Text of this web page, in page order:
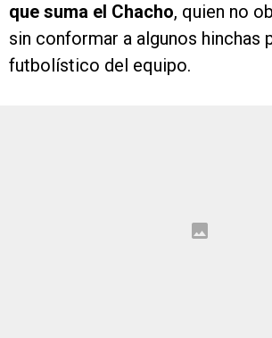
que suma el Chacho, quien no
sin conformar a algunos hinchas
futbolístico del equipo.